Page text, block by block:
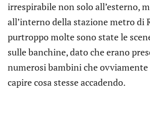
irrespirabile non solo all’esterno,
all’interno della stazione metro di
purtroppo molte sono state le
sulle banchine, dato che erano
numerosi bambini che
capire cosa stesse accadendo.